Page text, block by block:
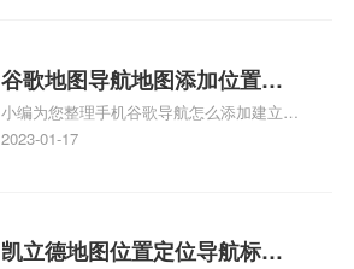
地图标注服务中心铺招牌相关地图标注知
识，详情可查看下方正文！
谷歌地图导航地图添加位置？
添加谷歌地图导航位置？
小编为您整理手机谷歌导航怎么添加建立多
人位置、如何在地图，谷歌地图添加公司位
2023-01-17
凯立德地图位置定位导航标